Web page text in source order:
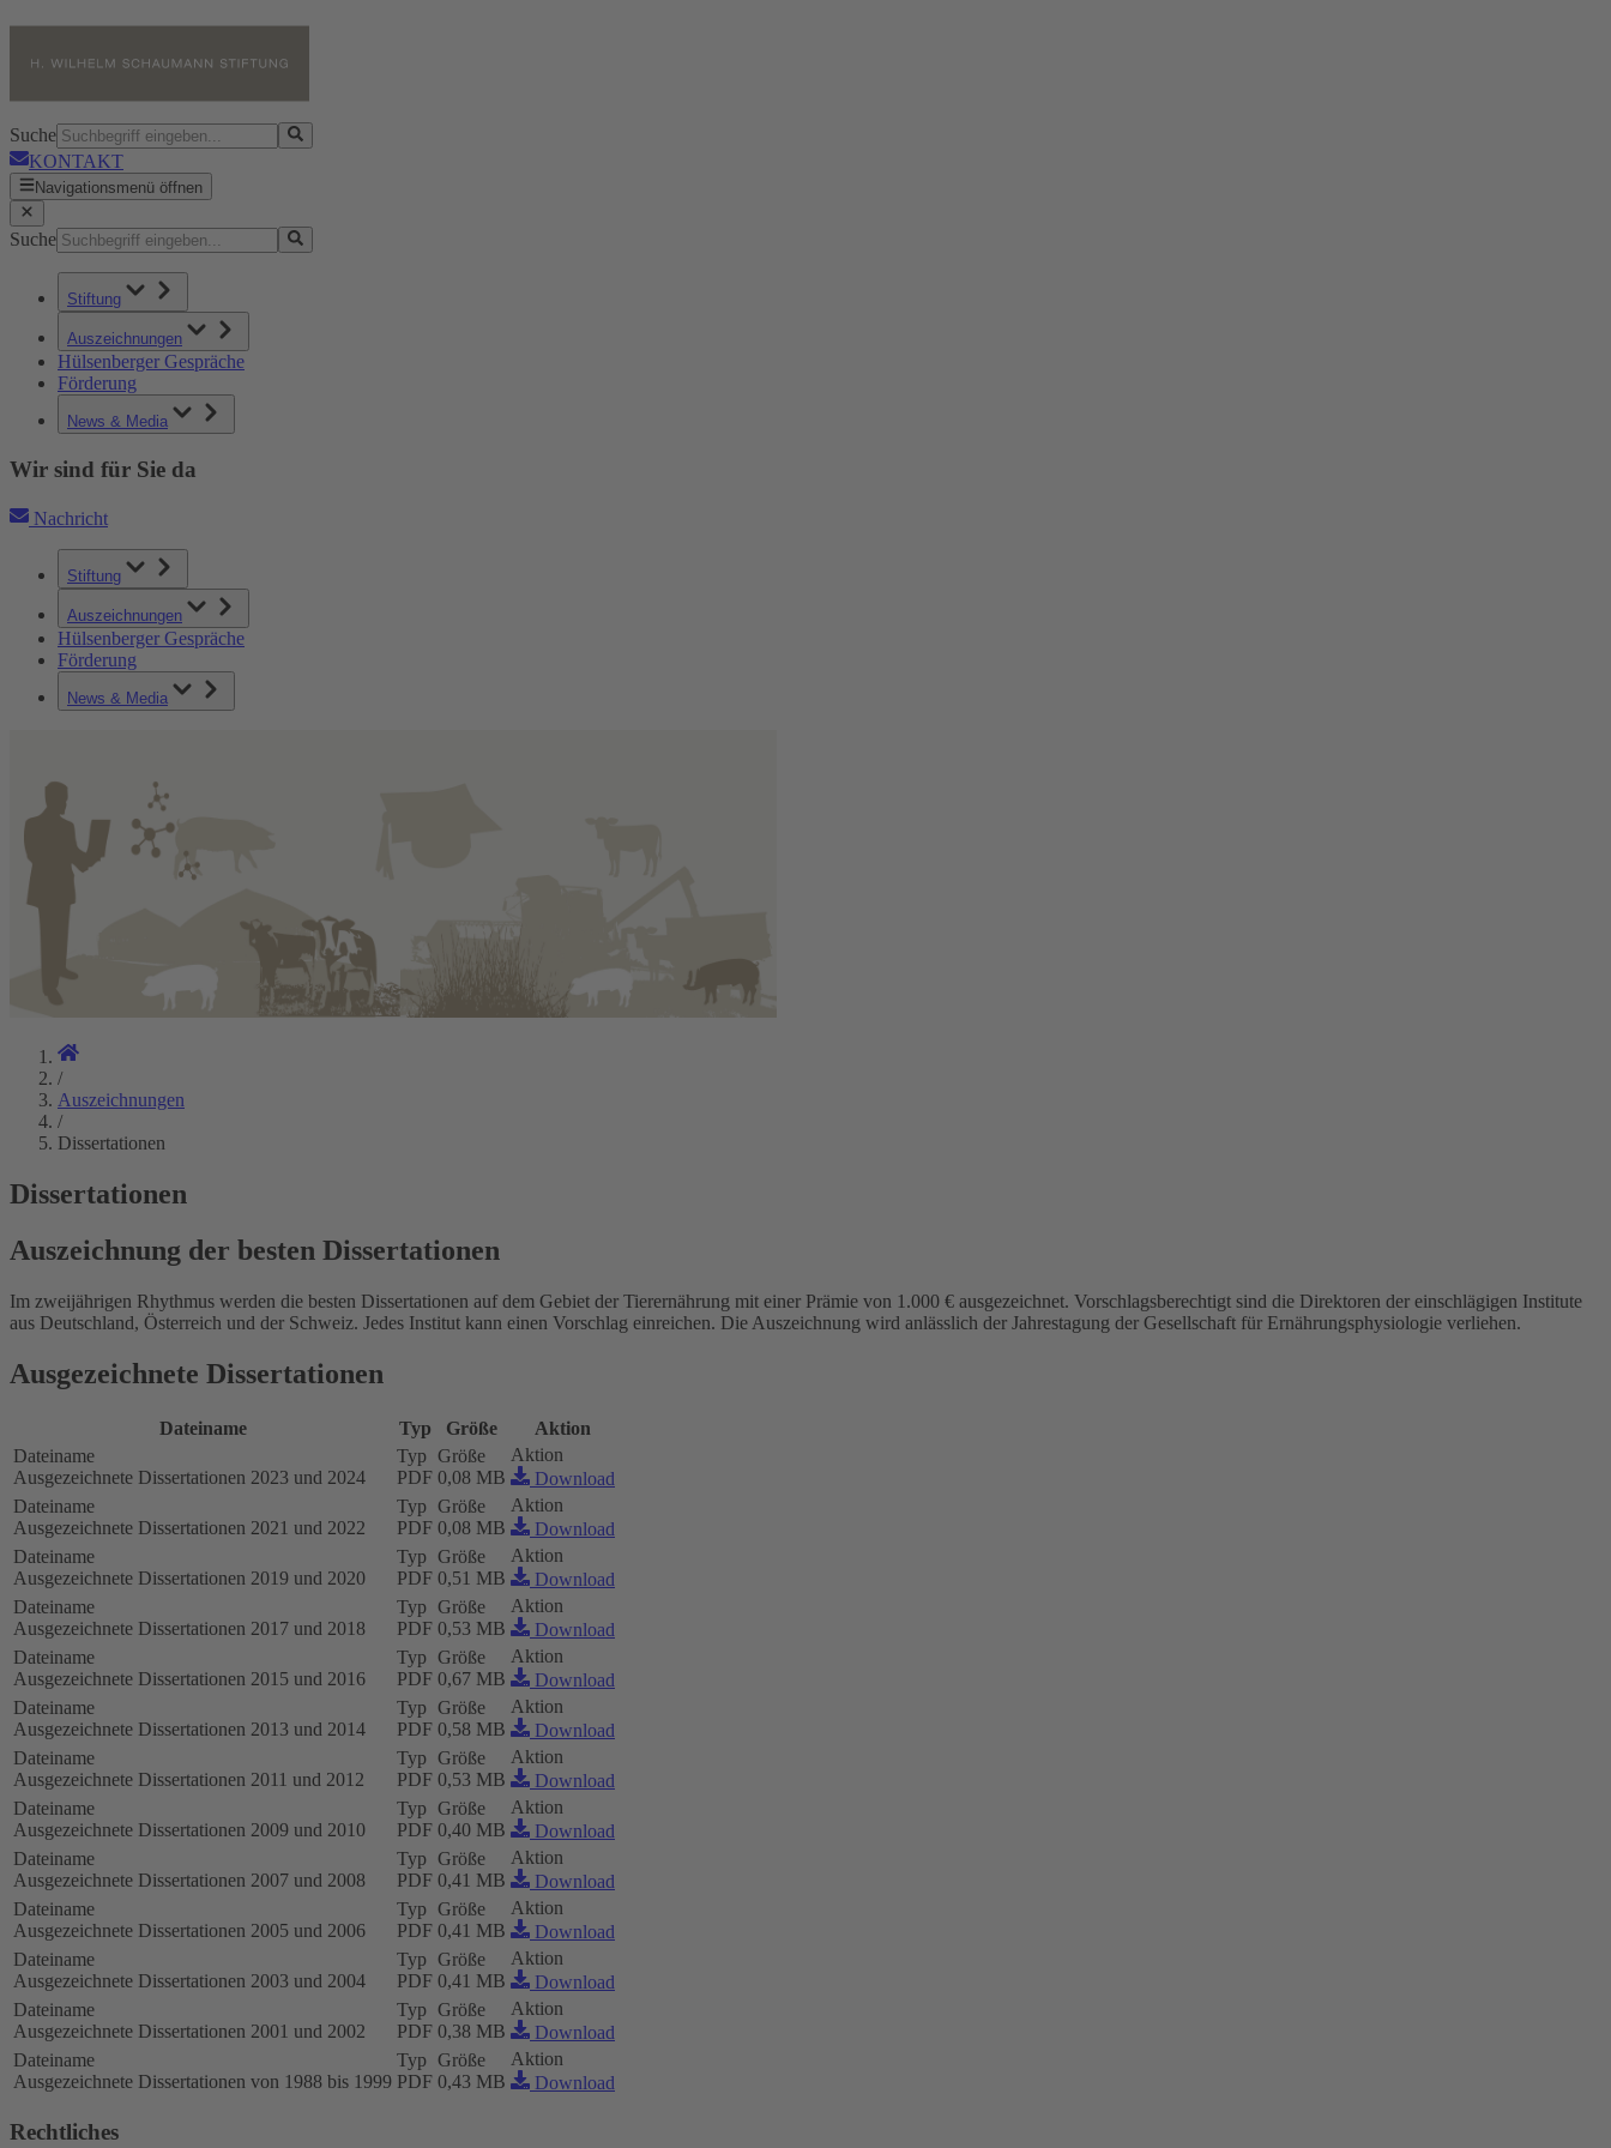
Suche
KONTAKT
Navigationsmenü öffnen
Suche
Stiftung
Auszeichnungen
Hülsenberger Gespräche
Förderung
News & Media
Wir sind für Sie da
Nachricht
Stiftung
Auszeichnungen
Hülsenberger Gespräche
Förderung
News & Media
/
Auszeichnungen
/
Dissertationen
Dissertationen
Auszeichnung der besten Dissertationen
Im zweijährigen Rhythmus werden die besten Dissertationen auf dem Gebiet der Tierernährung mit einer Prämie von 1.000 € ausgezeichnet. Vorschlagsberechtigt sind die Direktoren der einschlägigen Institute
aus Deutschland, Österreich und der Schweiz. Jedes Institut kann einen Vorschlag einreichen. Die Auszeichnung wird anlässlich der Jahrestagung der Gesellschaft für Ernährungsphysiologie verliehen.
Ausgezeichnete Dissertationen
Dateiname Typ Größe
Aktion
Dateiname
Ausgezeichnete Dissertationen 2023 und 2024
Typ
PDF
Größe
0,08 MB
Aktion
Download
Dateiname
Ausgezeichnete Dissertationen 2021 und 2022
Typ
PDF
Größe
0,08 MB
Aktion
Download
Dateiname
Ausgezeichnete Dissertationen 2019 und 2020
Typ
PDF
Größe
0,51 MB
Aktion
Download
Dateiname
Ausgezeichnete Dissertationen 2017 und 2018
Typ
PDF
Größe
0,53 MB
Aktion
Download
Dateiname
Ausgezeichnete Dissertationen 2015 und 2016
Typ
PDF
Größe
0,67 MB
Aktion
Download
Dateiname
Ausgezeichnete Dissertationen 2013 und 2014
Typ
PDF
Größe
0,58 MB
Aktion
Download
Dateiname
Ausgezeichnete Dissertationen 2011 und 2012
Typ
PDF
Größe
0,53 MB
Aktion
Download
Dateiname
Ausgezeichnete Dissertationen 2009 und 2010
Typ
PDF
Größe
0,40 MB
Aktion
Download
Dateiname
Ausgezeichnete Dissertationen 2007 und 2008
Typ
PDF
Größe
0,41 MB
Aktion
Download
Dateiname
Ausgezeichnete Dissertationen 2005 und 2006
Typ
PDF
Größe
0,41 MB
Aktion
Download
Dateiname
Ausgezeichnete Dissertationen 2003 und 2004
Typ
PDF
Größe
0,41 MB
Aktion
Download
Dateiname
Ausgezeichnete Dissertationen 2001 und 2002
Typ
PDF
Größe
0,38 MB
Aktion
Download
Dateiname
Ausgezeichnete Dissertationen von 1988 bis 1999
Typ
PDF
Größe
0,43 MB
Aktion
Download
Rechtliches